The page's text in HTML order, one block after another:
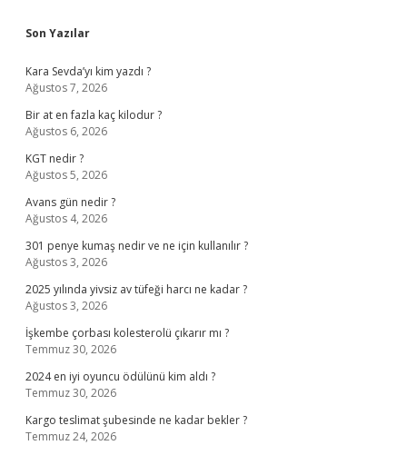
Sidebar
Son Yazılar
Kara Sevda’yı kim yazdı ?
Ağustos 7, 2026
Bir at en fazla kaç kilodur ?
Ağustos 6, 2026
KGT nedir ?
Ağustos 5, 2026
Avans gün nedir ?
Ağustos 4, 2026
301 penye kumaş nedir ve ne için kullanılır ?
Ağustos 3, 2026
2025 yılında yivsiz av tüfeği harcı ne kadar ?
Ağustos 3, 2026
İşkembe çorbası kolesterolü çıkarır mı ?
Temmuz 30, 2026
2024 en iyi oyuncu ödülünü kim aldı ?
Temmuz 30, 2026
Kargo teslimat şubesinde ne kadar bekler ?
Temmuz 24, 2026